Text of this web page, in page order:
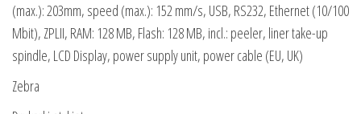
(max.): 203mm, speed (max.): 152 mm/s, USB, RS232, Ethernet (10/100
Mbit), ZPLII, RAM: 128 MB, Flash: 128 MB, incl.: peeler, liner take-up
spindle, LCD Display, power supply unit, power cable (EU, UK)
Zebra